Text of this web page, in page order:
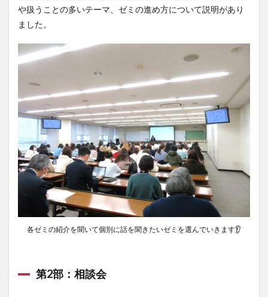
や扱うことの多いテーマ、ゼミの進め方について説明があり
ました。
各ゼミの紹介を聞いて個別に話を聞きたいゼミを選んでいきます👂
第2部：相談会